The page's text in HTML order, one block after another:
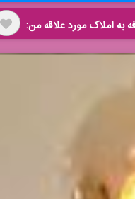
به املاک مورد علاقه من: